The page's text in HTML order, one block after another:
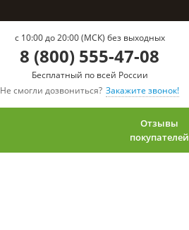
c 10:00 до 20:00 (МСК) без выходных
8 (800) 555-47-08
Бесплатный по всей России
Не смогли дозвониться? Закажите звонок!
Отзывы
покупателей